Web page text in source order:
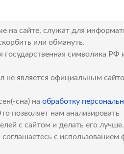
на сайте, служат для
или обмануть.
государственная символика РФ
не является официальным
сна) на обработку
позволяет нам анализировать
с сайтом и делать его
с использованием